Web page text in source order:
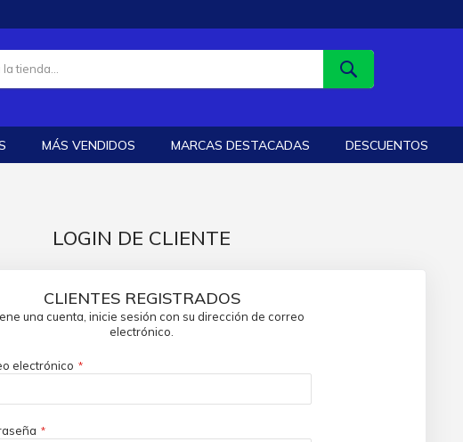
MÁS VENDIDOS MARCAS DESTACADAS DESCUENTOS
LOGIN DE CLIENTE
CLIENTES REGISTRADOS
una cuenta, inicie sesión con su dirección de correo
electrónico.
electrónico